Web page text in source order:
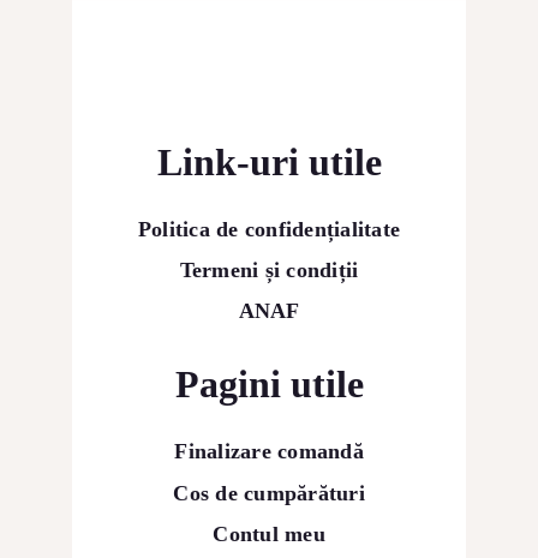
Link-uri utile
Politica de confidențialitate
Termeni și condiții
ANAF
Pagini utile
Finalizare comandă
Cos de cumpărături
Contul meu